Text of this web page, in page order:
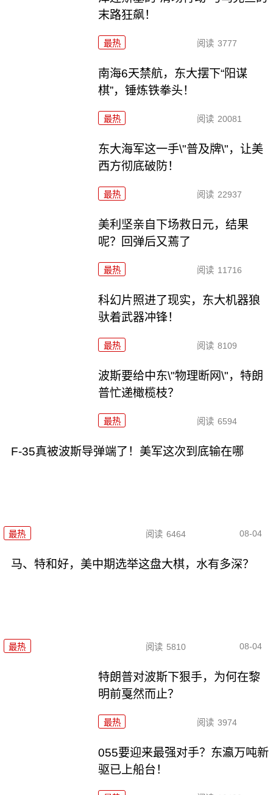
末路狂飙！
最热 阅读 3777
南海6天禁航，东大摆下“阳谋
棋”，锤炼铁拳头！
最热 阅读 20081
东大海军这一手\"普及牌\"，让美
西方彻底破防！
最热 阅读 22937
美利坚亲自下场救日元，结果
呢？回弹后又蔫了
最热 阅读 11716
科幻片照进了现实，东大机器狼
驮着武器冲锋！
最热 阅读 8109
波斯要给中东\"物理断网\"，特朗
普忙递橄榄枝？
最热 阅读 6594
F-35真被波斯导弹端了！美军这次到底输在哪
最热 阅读 6464 08-04
马、特和好，美中期选举这盘大棋，水有多深？
最热 阅读 5810 08-04
特朗普对波斯下狠手，为何在黎
明前戛然而止？
最热 阅读 3974
055要迎来最强对手？东瀛万吨新
驱已上船台！